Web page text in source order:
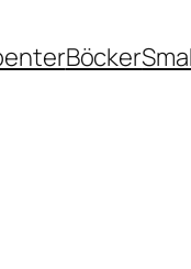
Böcker